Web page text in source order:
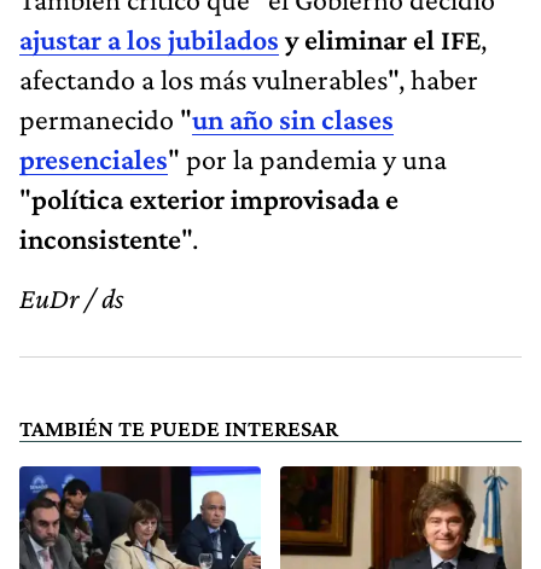
ajustar a los jubiladosy eliminar el IFE,
afectando a los más vulnerables", haber
permanecido "un año sin clases
presenciales" por la pandemia y una
"política exterior improvisada e
inconsistente".
EuDr / ds
TAMBIÉN TE PUEDE INTERESAR